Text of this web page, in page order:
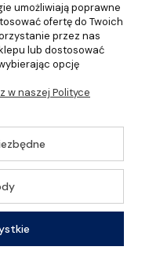
O nas
|
oraz barów
strony
Premium
umożliwiają poprawne
ofertę do Twoich
przez nas
lub dostosować
opcję
w naszej Polityce